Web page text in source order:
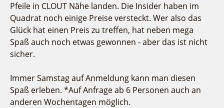
Pfeile in CLOUT Nähe landen. Die Insider haben im
Quadrat noch einige Preise versteckt. Wer also das
Glück hat einen Preis zu treffen, hat neben mega
Spaß auch noch etwas gewonnen - aber das ist nicht
sicher.
Immer Samstag auf Anmeldung kann man diesen
Spaß erleben. *Auf Anfrage ab 6 Personen auch an
anderen Wochentagen möglich.